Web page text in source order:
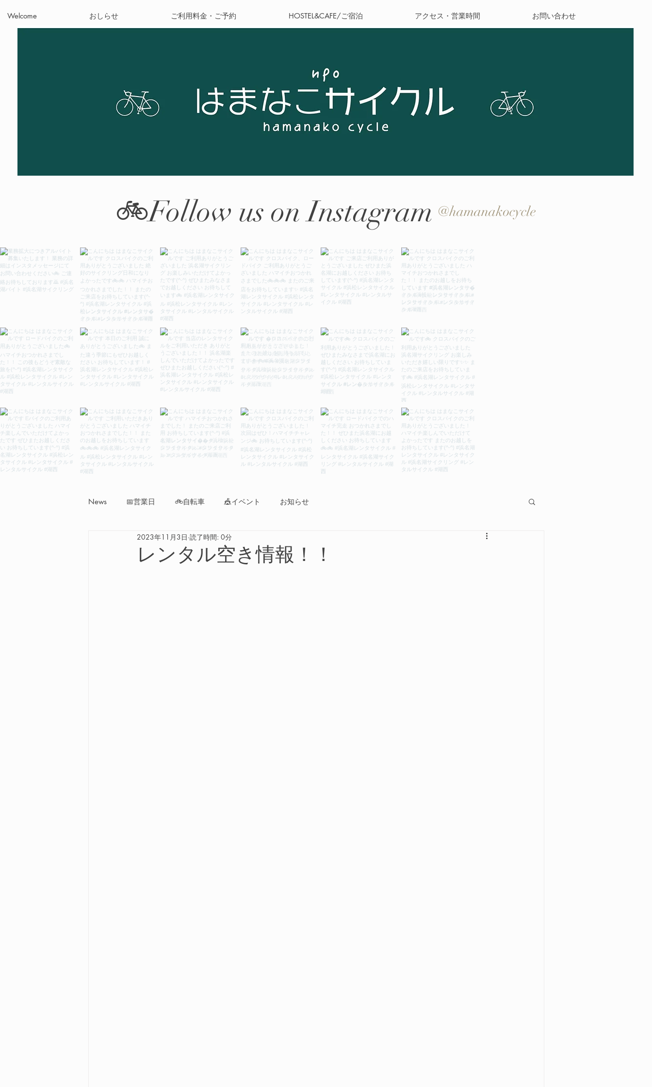
Welcome おしらせ ご利用料金・ご予約 HOSTEL&CAFE/ご宿泊 アクセス・営業時間 お問い合わせ
🚲Follow us on Instagram @hamanakocycle
News 📅営業日 🚲自転車 🎪イベント お知らせ
レンタル空き情報！！
2023年11月3日 読了時間: 0分